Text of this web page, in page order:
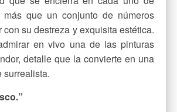
que un conjunto de números
su destreza y exquisita estética.
en vivo una de las pinturas
detalle que la convierte en una
surrealista.